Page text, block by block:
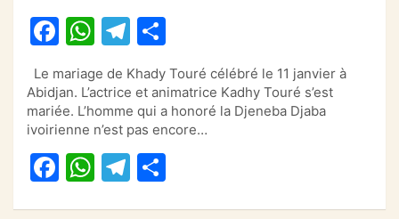
F
c
e
b
o
o
W
at
s
A
p
p
T
e
gr
a
m
ta
g
er
Le mariage de Khady Touré célébré le 11 janvier à
Abidjan. L’actrice et animatrice Kadhy Touré s’est
mariée. L’homme qui a honoré la Djeneba Djaba
ivoirienne n’est pas encore…
F
W T